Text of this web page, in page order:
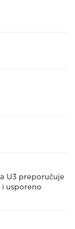
U3 preporučuje
i usporeno